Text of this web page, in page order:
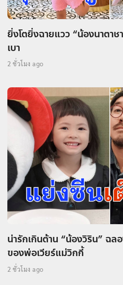
ยิ่งโตยิ่งฉายแวว “น้องนาตาช
เบา
2 ชั่วโมง ago
น่ารักเกินต้าน “น้องวิริน” ฉ
ของพ่อเวียร์แม่วิกกี้
2 ชั่วโมง ago